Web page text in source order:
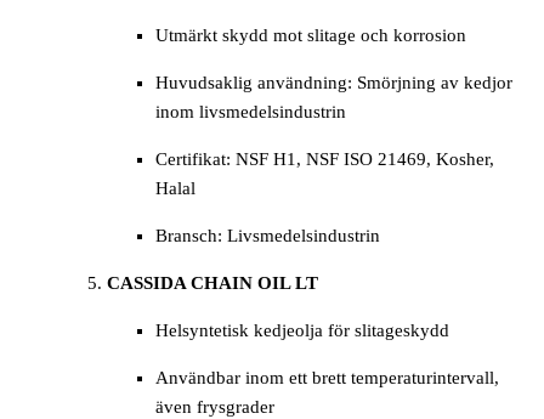
Utmärkt skydd mot slitage och korrosion
Huvudsaklig användning: Smörjning av kedjor
inom livsmedelsindustrin
Certifikat: NSF H1, NSF ISO 21469, Kosher,
Halal
Bransch: Livsmedelsindustrin
CASSIDA CHAIN OIL LT
Helsyntetisk kedjeolja för slitageskydd
Användbar inom ett brett temperaturintervall,
även frysgrader